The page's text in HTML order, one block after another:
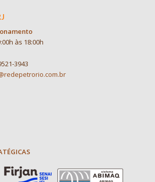
às 18:00h
3943